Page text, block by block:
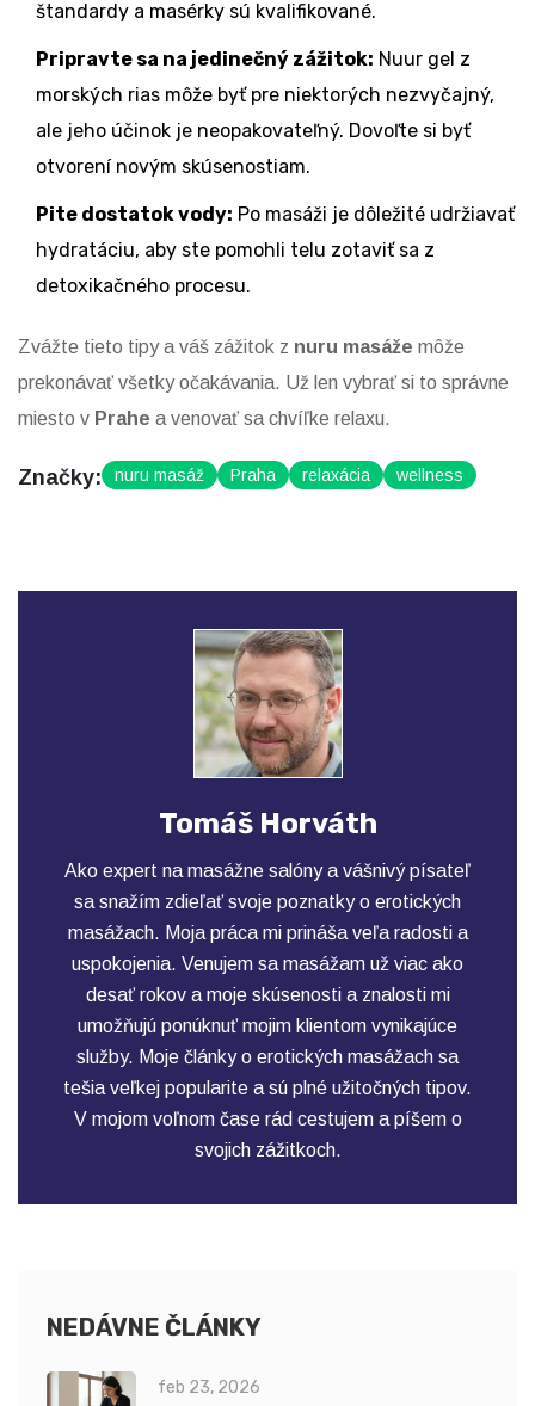
štandardy a masérky sú kvalifikované.
Pripravte sa na jedinečný zážitok: Nuur gel z
morských rias môže byť pre niektorých nezvyčajný,
ale jeho účinok je neopakovateľný. Dovoľte si byť
otvorení novým skúsenostiam.
Pite dostatok vody: Po masáži je dôležité udržiavať
hydratáciu, aby ste pomohli telu zotaviť sa z
detoxikačného procesu.
Zvážte tieto tipy a váš zážitok z nuru masáže môže
prekonávať všetky očakávania. Už len vybrať si to správne
miesto v Prahe a venovať sa chvíľke relaxu.
Značky: nuru masáž Praha relaxácia wellness
Tomáš Horváth
Ako expert na masážne salóny a vášnivý písateľ
sa snažím zdieľať svoje poznatky o erotických
masážach. Moja práca mi prináša veľa radosti a
uspokojenia. Venujem sa masážam už viac ako
desať rokov a moje skúsenosti a znalosti mi
umožňujú ponúknuť mojim klientom vynikajúce
služby. Moje články o erotických masážach sa
tešia veľkej popularite a sú plné užitočných tipov.
V mojom voľnom čase rád cestujem a píšem o
svojich zážitkoch.
NEDÁVNE ČLÁNKY
feb 23, 2026